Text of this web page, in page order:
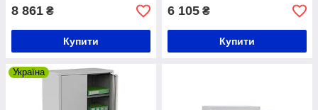
8 861 ₴
Купити
6 105 ₴
Купити
Україна